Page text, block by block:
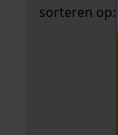
sorteren op: